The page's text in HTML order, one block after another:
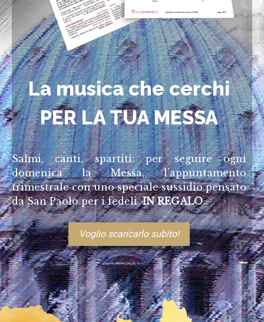
La musica che cerchi
PER LA TUA MESSA
Salmi, canti, spartiti: per seguire ogni
domenica la Messa, l’appuntamento
trimestrale con uno speciale sussidio pensato
da San Paolo per i fedeli.IN REGALO.
Voglio scaricarlo subito!